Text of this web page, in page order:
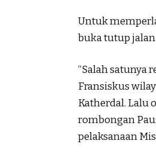
Untuk
buka tutup jalan.
“Salah satunya
Fransiskus
Katherdal. Lalu
rombongan
pelaksanaan